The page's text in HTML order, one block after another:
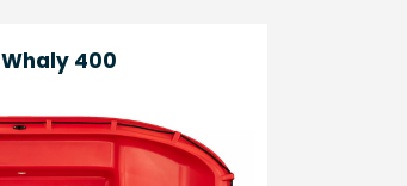
Whaly 400